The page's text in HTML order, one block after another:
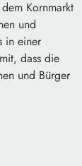
Kornmarkt
und
in einer
dass die
und Bürger